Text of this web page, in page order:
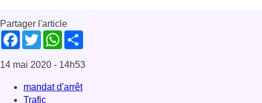
Partager l'article
Facebook
TwitterWhatsApp
14 mai 2020 - 14h53
mandat d'arrêt
Trafic